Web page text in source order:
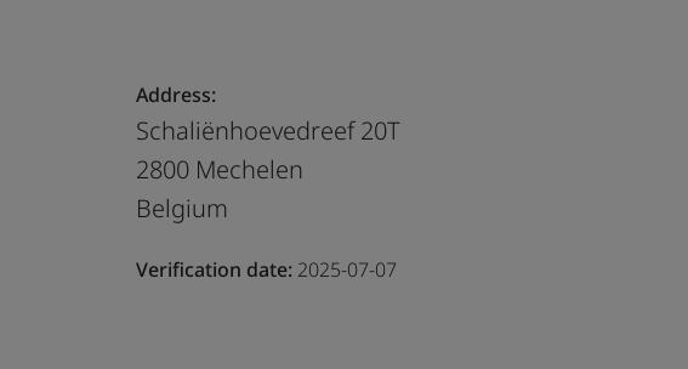
Address:
Schaliënhoevedreef 20T
2800 Mechelen
Belgium
Verification date: 2025-07-07